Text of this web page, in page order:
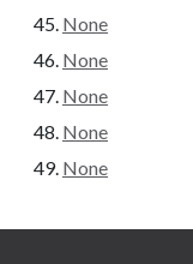
None
None
None
None
None